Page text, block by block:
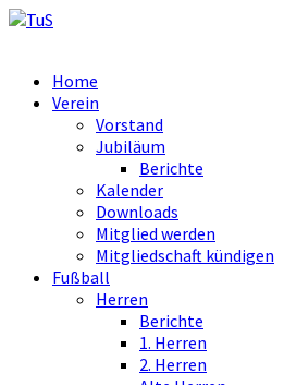
Home
Verein
Vorstand
Jubiläum
Berichte
Kalender
Downloads
Mitglied werden
Mitgliedschaft kündigen
Fußball
Herren
Berichte
1. Herren
2. Herren